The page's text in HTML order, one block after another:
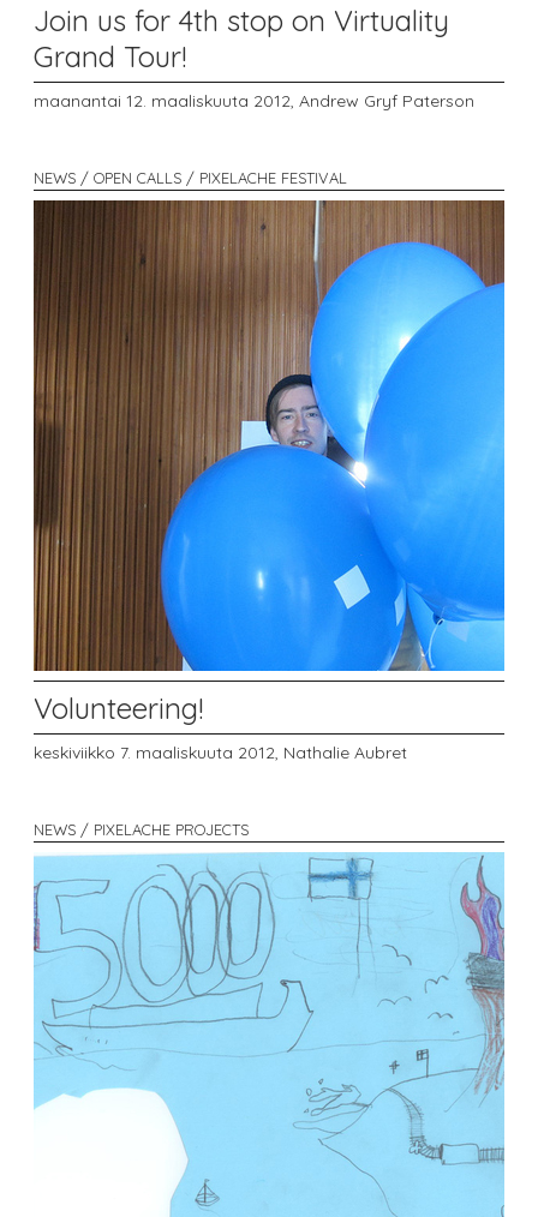
Join us for 4th stop on Virtuality
Grand Tour!
maanantai 12. maaliskuuta 2012, Andrew Gryf Paterson
NEWS / OPEN CALLS / PIXELACHE FESTIVAL
Volunteering!
keskiviikko 7. maaliskuuta 2012, Nathalie Aubret
NEWS / PIXELACHE PROJECTS